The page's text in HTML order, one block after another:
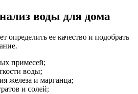
воды для дома
определить ее качество и подобрать
примесей;
воды;
железа и марганца;
и солей;